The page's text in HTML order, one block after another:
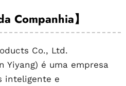
Companhia】
Co., Ltd.
Yiyang) é uma empresa
inteligente e